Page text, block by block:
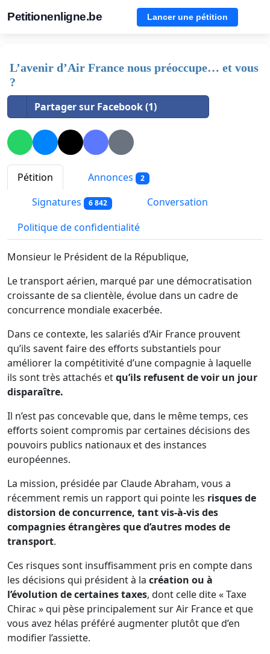
Petitionenligne.be Lancer une pétition
L’avenir d’Air France nous préoccupe… et vous
?
Partager sur Facebook (1)
Pétition Annonces 2
Signatures 6 842
Conversation
Politique de confidentialité
Monsieur le Président de la République,
Le transport aérien, marqué par une démocratisation
croissante de sa clientèle, évolue dans un cadre de
concurrence mondiale exacerbée.
Dans ce contexte, les salariés d’Air France prouvent
qu’ils savent faire des efforts substantiels pour
améliorer la compétitivité d’une compagnie à laquelle
ils sont très attachés etqu’ils refusent de voir un jour
disparaître.
Il n’est pas concevable que, dans le même temps, ces
efforts soient compromis par certaines décisions des
pouvoirs publics nationaux et des instances
européennes.
La mission, présidée par Claude Abraham, vous a
récemment remis un rapport qui pointe les risques de
distorsion de concurrence, tant vis-à-vis des
compagnies étrangères que d’autres modes de
transport.
Ces risques sont insuffisamment pris en compte dans
les décisions qui président à la création ou à
l’évolution de certaines taxes, dont celle dite « Taxe
Chirac » qui pèse principalement sur Air France et que
vous avez hélas préféré augmenter plutôt que d’en
modifier l’assiette.